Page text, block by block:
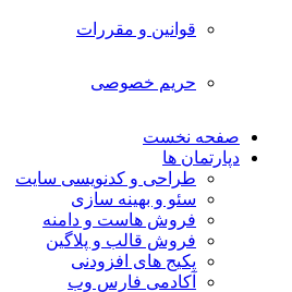
قوانین و مقررات
حریم خصوصی
صفحه نخست
دپارتمان ها
طراحی و کدنویسی سایت
سئو و بهینه سازی
فروش هاست و دامنه
فروش قالب و پلاگین
پکیج های افزودنی
آکادمی فارس وب